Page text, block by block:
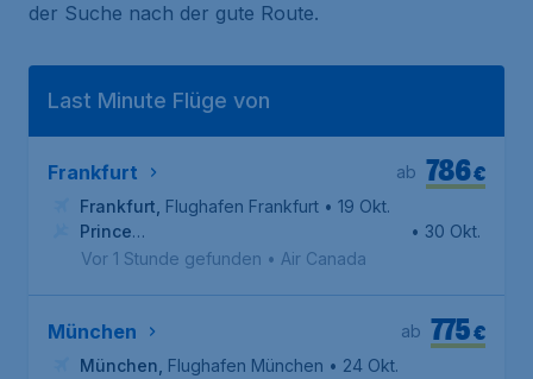
der Suche nach der gute Route.
Last Minute Flüge von
Frankfurt €
786
ab
Frankfurt Flughafen Frankfurt • 19 Okt.
Prince
George Flughafen Prince George
• 30 Okt.
Vor 1 Stunde gefunden • Air Canada
München €
775
ab
München Flughafen München • 24 Okt.